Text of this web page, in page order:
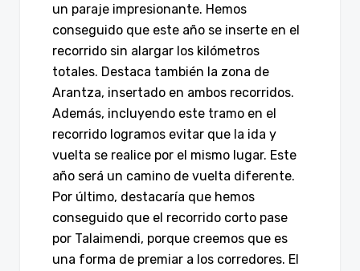
un paraje impresionante. Hemos
conseguido que este año se inserte en el
recorrido sin alargar los kilómetros
totales. Destaca también la zona de
Arantza, insertado en ambos recorridos.
Además, incluyendo este tramo en el
recorrido logramos evitar que la ida y
vuelta se realice por el mismo lugar. Este
año será un camino de vuelta diferente.
Por último, destacaría que hemos
conseguido que el recorrido corto pase
por Talaimendi, porque creemos que es
una forma de premiar a los corredores. El